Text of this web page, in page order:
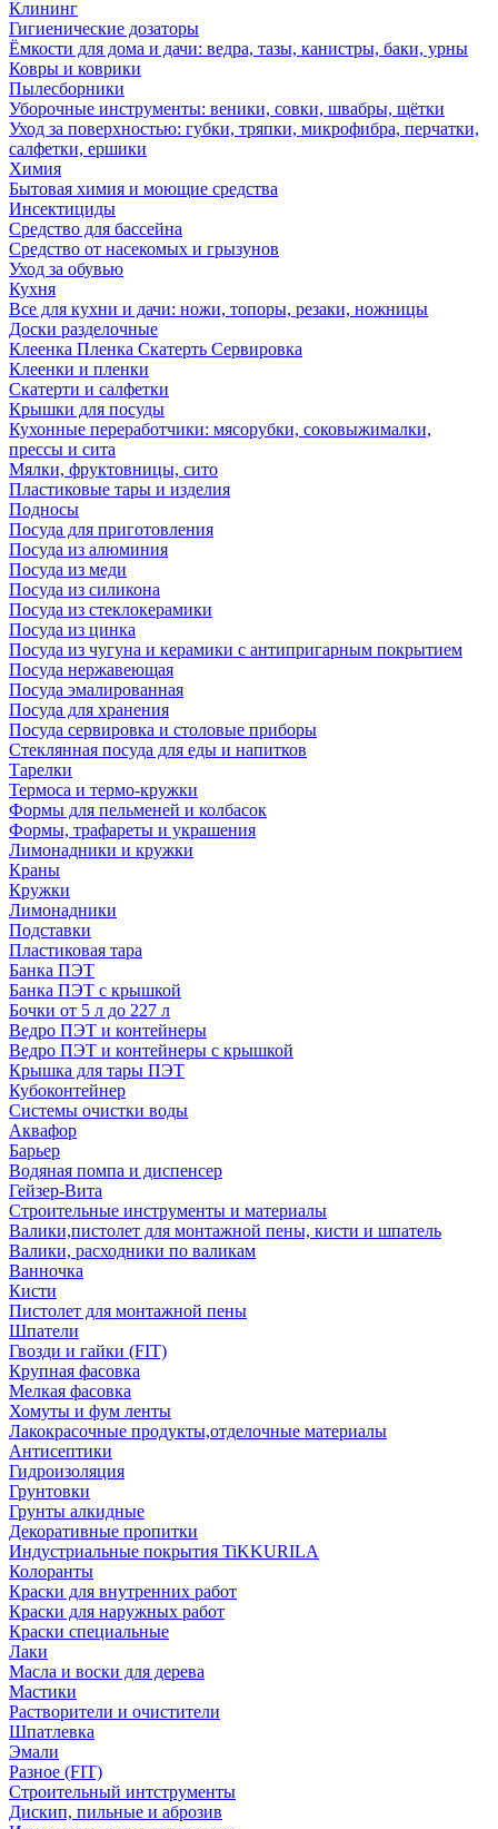
Клининг
Гигиенические дозаторы
Ёмкости для дома и дачи: ведра, тазы, канистры, баки, урны
Ковры и коврики
Пылесборники
Уборочные инструменты: веники, совки, швабры, щётки
Уход за поверхностью: губки, тряпки, микрофибра, перчатки,
салфетки, ершики
Химия
Бытовая химия и моющие средства
Инсектициды
Средство для бассейна
Средство от насекомых и грызунов
Уход за обувью
Кухня
Все для кухни и дачи: ножи, топоры, резаки, ножницы
Доски разделочные
Клеенка Пленка Скатерть Сервировка
Клеенки и пленки
Скатерти и салфетки
Крышки для посуды
Кухонные переработчики: мясорубки, соковыжималки,
прессы и сита
Мялки, фруктовницы, сито
Пластиковые тары и изделия
Подносы
Посуда для приготовления
Посуда из алюминия
Посуда из меди
Посуда из силикона
Посуда из стеклокерамики
Посуда из цинка
Посуда из чугуна и керамики с антипригарным покрытием
Посуда нержавеющая
Посуда эмалированная
Посуда для хранения
Посуда сервировка и столовые приборы
Стеклянная посуда для еды и напитков
Тарелки
Термоса и термо-кружки
Формы для пельменей и колбасок
Формы, трафареты и украшения
Лимонадники и кружки
Краны
Кружки
Лимонадники
Подставки
Пластиковая тара
Банка ПЭТ
Банка ПЭТ с крышкой
Бочки от 5 л до 227 л
Ведро ПЭТ и контейнеры
Ведро ПЭТ и контейнеры с крышкой
Крышка для тары ПЭТ
Кубоконтейнер
Системы очистки воды
Аквафор
Барьер
Водяная помпа и диспенсер
Гейзер-Вита
Строительные инструменты и материалы
Валики,пистолет для монтажной пены, кисти и шпатель
Валики, расходники по валикам
Ванночка
Кисти
Пистолет для монтажной пены
Шпатели
Гвозди и гайки (FIT)
Крупная фасовка
Мелкая фасовка
Хомуты и фум ленты
Лакокрасочные продукты,отделочные материалы
Антисептики
Гидроизоляция
Грунтовки
Грунты алкидные
Декоративные пропитки
Индустриальные покрытия TiKKURILA
Колоранты
Краски для внутренних работ
Краски для наружных работ
Краски специальные
Лаки
Масла и воски для дерева
Мастики
Растворители и очистители
Шпатлевка
Эмали
Разное (FIT)
Строительный интструменты
Дискип, пильные и аброзив